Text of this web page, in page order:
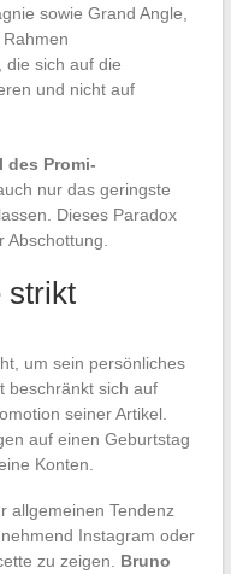
sowie Grand Angle,
die sich auf die
und nicht auf
des Promi-
nur das geringste
Dieses Paradox
strikt
um sein persönliches
beschränkt sich auf
seiner Artikel.
auf einen Geburtstag
Konten.
allgemeinen Tendenz
Instagram oder
zu zeigen. Bruno